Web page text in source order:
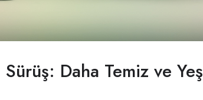
Daha Temiz ve